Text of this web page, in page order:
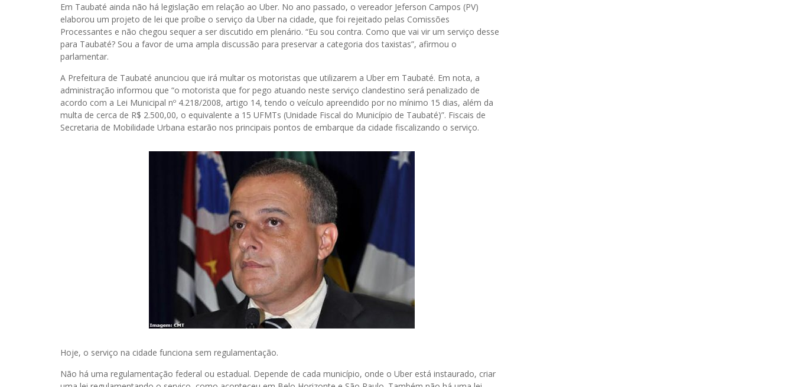
Em Taubaté ainda não há legislação em relação ao Uber. No ano passado, o vereador Jeferson Campos (PV)
elaborou um projeto de lei que proíbe o serviço da Uber na cidade, que foi rejeitado pelas Comissões
Processantes e não chegou sequer a ser discutido em plenário. “Eu sou contra. Como que vai vir um serviço desse
para Taubaté? Sou a favor de uma ampla discussão para preservar a categoria dos taxistas”, afirmou o
parlamentar.
A Prefeitura de Taubaté anunciou que irá multar os motoristas que utilizarem a Uber em Taubaté. Em nota, a
administração informou que “o motorista que for pego atuando neste serviço clandestino será penalizado de
acordo com a Lei Municipal nº 4.218/2008, artigo 14, tendo o veículo apreendido por no mínimo 15 dias, além da
multa de cerca de R$ 2.500,00, o equivalente a 15 UFMTs (Unidade Fiscal do Município de Taubaté)”. Fiscais de
Secretaria de Mobilidade Urbana estarão nos principais pontos de embarque da cidade fiscalizando o serviço.
Hoje, o serviço na cidade funciona sem regulamentação.
Não há uma regulamentação federal ou estadual. Depende de cada município, onde o Uber está instaurado, criar